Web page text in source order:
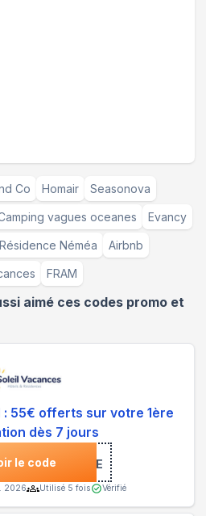
Co Homair Seasonova
vagues oceanes Evancy
Résidence Néméa Airbnb
FRAM
aimé ces codes promo et
: 55€ offerts sur votre 1ère
dès 7 jours
le code
***P-BIENVENUE
2026 Utilisé 5 fois Vérifié